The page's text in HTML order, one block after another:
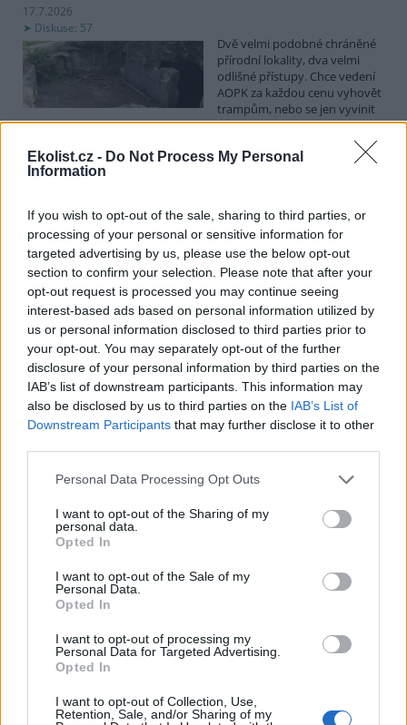
Ekolist.cz - Do Not Process My Personal
Information
If you wish to opt-out of the sale, sharing to third parties, or
processing of your personal or sensitive information for
targeted advertising by us, please use the below opt-out
section to confirm your selection. Please note that after your
opt-out request is processed you may continue seeing
interest-based ads based on personal information utilized by
us or personal information disclosed to third parties prior to
your opt-out. You may separately opt-out of the further
disclosure of your personal information by third parties on the
IAB’s list of downstream participants. This information may
also be disclosed by us to third parties on the IAB’s List of
Downstream Participants that may further disclose it to other
Personal Data Processing Opt Outs
I want to opt-out of the Sharing of my
personal data.
Opted In
I want to opt-out of the Sale of my
Personal Data.
Opted In
I want to opt-out of processing my
Personal Data for Targeted Advertising.
Opted In
I want to opt-out of Collection, Use,
Retention, Sale, and/or Sharing of my
17.7.2026
Diskuse: 57
Dvě velmi podobné chráněné
přírodní lokality, dva velmi
odlišné přístupy. Chce vedení
AOPK za každou cenu vyhovět
trampům, nebo se jen vyvinit
ze zásadního selhání?
Spolky: Otevřený dopis ve věci výstavby zpevněné
neodkladné zastavení prací
16.7.2026
Diskuse: 13
Národní přírodní rezervace
Šerák-Keprník se v těchto
dnech proměnila ve
staveniště: bagry, nakladač,
dvě dodávky, hromada
materiálu a do dáli slyšitelný hluk ze staveniště.
Jakub Hruška: Co a proč se v roce 2011 stalo na Ptačím
potoce?
Diskuse: 18
začala blokáda kácení lesa na
Proč a co se tehdy stalo? Je to
trochu spletité, ale pokusím se
vysvětlit.
Eva Tylová: Další městské částí Prahy mohou svým
občanům zajistit příští Silvestr bez stresu
15.7.2026
Diskuse: 10
stresu, protože městské části
hl. m. Prahy, kde žijí, využily